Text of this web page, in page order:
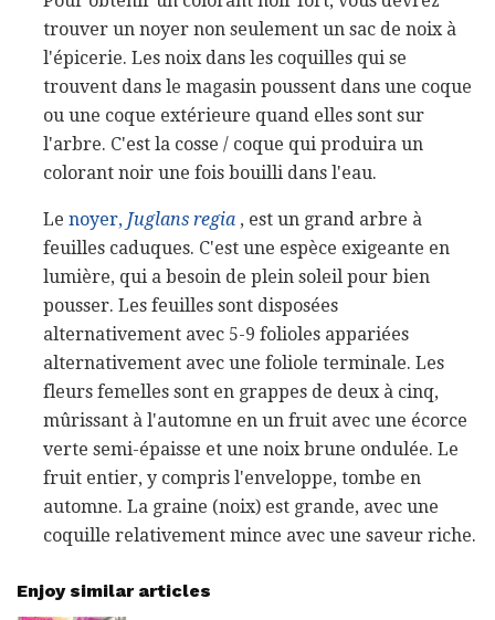
trouver un noyer non seulement un sac de noix à
l'épicerie. Les noix dans les coquilles qui se
trouvent dans le magasin poussent dans une coque
ou une coque extérieure quand elles sont sur
l'arbre. C'est la cosse / coque qui produira un
colorant noir une fois bouilli dans l'eau.
Le noyer, Juglans regia , est un grand arbre à
feuilles caduques. C'est une espèce exigeante en
lumière, qui a besoin de plein soleil pour bien
pousser. Les feuilles sont disposées
alternativement avec 5-9 folioles appariées
alternativement avec une foliole terminale. Les
fleurs femelles sont en grappes de deux à cinq,
mûrissant à l'automne en un fruit avec une écorce
verte semi-épaisse et une noix brune ondulée. Le
fruit entier, y compris l'enveloppe, tombe en
automne. La graine (noix) est grande, avec une
coquille relativement mince avec une saveur riche.
Enjoy similar articles